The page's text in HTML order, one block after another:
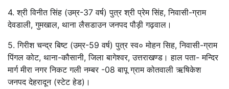
4. श्री विनीत सिंह (उम्र-37 वर्ष) पुत्र श्री प्रेम सिंह, निवासी-ग्राम
देवडाली, गुमखाल, थाना लैसडाउन जनपद पौड़ी गढ़वाल।
5. गिरीश चन्द्र बिष्ट (उम्र-59 वर्ष) पुत्र स्व० मोहन सिह, निवासी-ग्राम
पिंगल कोट, थाना-कौसानी, जिला बागेश्वर, उत्तराखण्ड। हाल पता- मन्दिर
मार्ग मीरा नगर निकट गली नम्बर -08 बापू ग्राम कोतवाली ऋषिकेश
जनपद देहरादून (स्टेट हेड)।